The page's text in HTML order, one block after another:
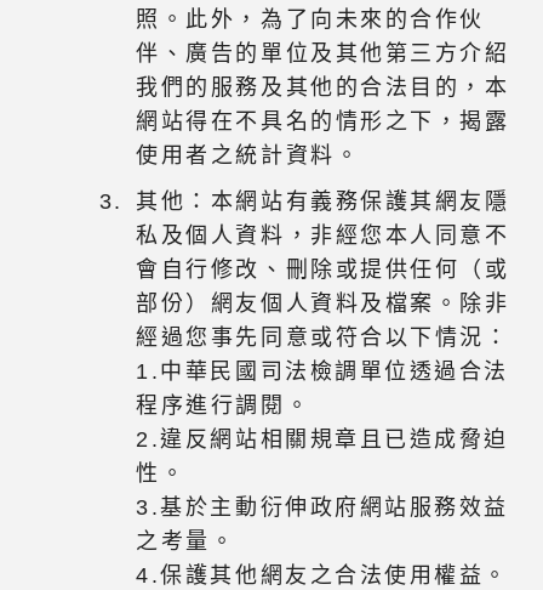
照。此外，為了向未來的合作伙
伴、廣告的單位及其他第三方介紹
我們的服務及其他的合法目的，本
網站得在不具名的情形之下，揭露
使用者之統計資料。
其他：本網站有義務保護其網友隱
私及個人資料，非經您本人同意不
會自行修改、刪除或提供任何（或
部份）網友個人資料及檔案。除非
經過您事先同意或符合以下情況：
1.中華民國司法檢調單位透過合法
程序進行調閱。
2.違反網站相關規章且已造成脅迫
性。
3.基於主動衍伸政府網站服務效益
之考量。
4.保護其他網友之合法使用權益。